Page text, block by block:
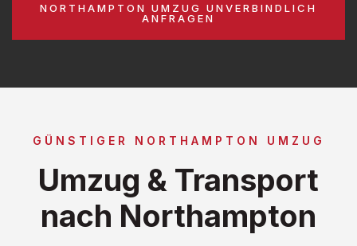
NORTHAMPTON UMZUG UNVERBINDLICH
ANFRAGEN
GÜNSTIGER NORTHAMPTON UMZUG
Umzug & Transport
nach Northampton